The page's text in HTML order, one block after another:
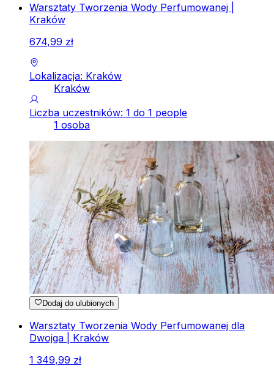
Warsztaty Tworzenia Wody Perfumowanej |
Kraków
674,99 zł
Lokalizacja: Kraków
Kraków
Liczba uczestników: 1 do 1 people
1 osoba
Dodaj do ulubionych
Warsztaty Tworzenia Wody Perfumowanej dla
Dwojga | Kraków
1 349,99 zł